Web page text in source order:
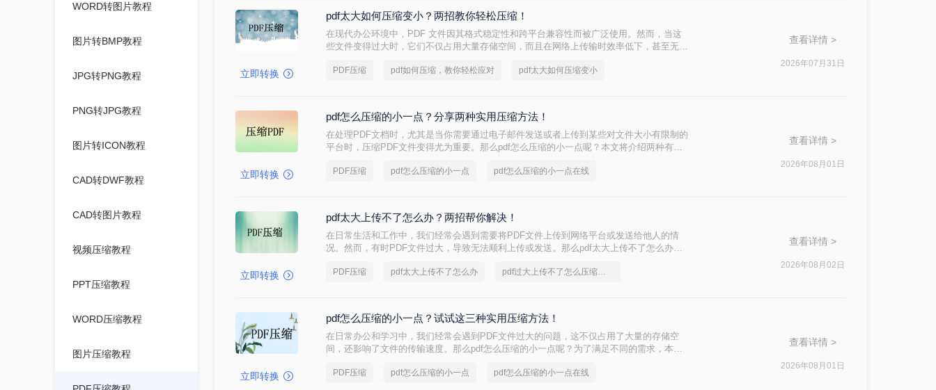
WORD转图片教程
图片转BMP教程
JPG转PNG教程
PNG转JPG教程
图片转ICON教程
CAD转DWF教程
CAD转图片教程
视频压缩教程
PPT压缩教程
WORD压缩教程
图片压缩教程
立即转换
pdf太大如何压缩变小？两招教你轻松压缩！
在现代办公环境中，PDF 文件因其格式稳定性和跨平台兼容性而被广泛使用。然而，当这
些文件变得过大时，它们不仅占用大量存储空间，而且在网络上传输时效率低下，甚至无法
方法来解决这个问题，帮助您轻松完成 PDF 文件的压缩。
PDF压缩 pdf如何压缩，教你轻松应对 pdf太大如何压缩变小
查看详情 >
2026年07月31日
立即转换
pdf怎么压缩的小一点？分享两种实用压缩方法！
在处理PDF文档时，尤其是当你需要通过电子邮件发送或者上传到某些对文件大小有限制的
平台时，压缩PDF文件变得尤为重要。那么pdf怎么压缩的小一点呢？本文将介绍两种有效
PDF压缩 pdf怎么压缩的小一点 pdf怎么压缩的小一点在线
查看详情 >
2026年08月01日
立即转换
pdf太大上传不了怎么办？两招帮你解决！
在日常生活和工作中，我们经常会遇到需要将PDF文件上传到网络平台或发送给他人的情
况。然而，有时PDF文件过大，导致无法顺利上传或发送。那么pdf太大上传不了怎么办
PDF压缩 pdf太大上传不了怎么办 pdf过大上传不了怎么压缩变小
查看详情 >
2026年08月02日
立即转换
pdf怎么压缩的小一点？试试这三种实用压缩方法！
在日常办公和学习中，我们经常会遇到PDF文件过大的问题，这不仅占用了大量的存储空
间，还影响了文件的传输速度。那么pdf怎么压缩的小一点呢？为了满足不同的需求，本文
PDF压缩 pdf怎么压缩的小一点 pdf怎么压缩的小一点在线
查看详情 >
2026年08月01日